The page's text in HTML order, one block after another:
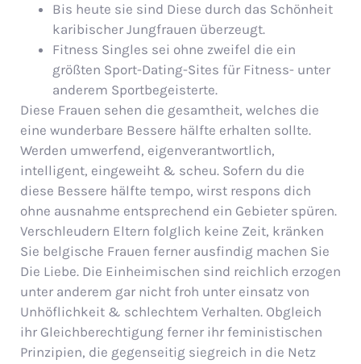
Bis heute sie sind Diese durch das Schönheit
karibischer Jungfrauen überzeugt.
Fitness Singles sei ohne zweifel die ein
größten Sport-Dating-Sites für Fitness- unter
anderem Sportbegeisterte.
Diese Frauen sehen die gesamtheit, welches die
eine wunderbare Bessere hälfte erhalten sollte.
Werden umwerfend, eigenverantwortlich,
intelligent, eingeweiht & scheu. Sofern du die
diese Bessere hälfte tempo, wirst respons dich
ohne ausnahme entsprechend ein Gebieter spüren.
Verschleudern Eltern folglich keine Zeit, kränken
Sie belgische Frauen ferner ausfindig machen Sie
Die Liebe. Die Einheimischen sind reichlich erzogen
unter anderem gar nicht froh unter einsatz von
Unhöflichkeit & schlechtem Verhalten. Obgleich
ihr Gleichberechtigung ferner ihr feministischen
Prinzipien, die gegenseitig siegreich in die Netz